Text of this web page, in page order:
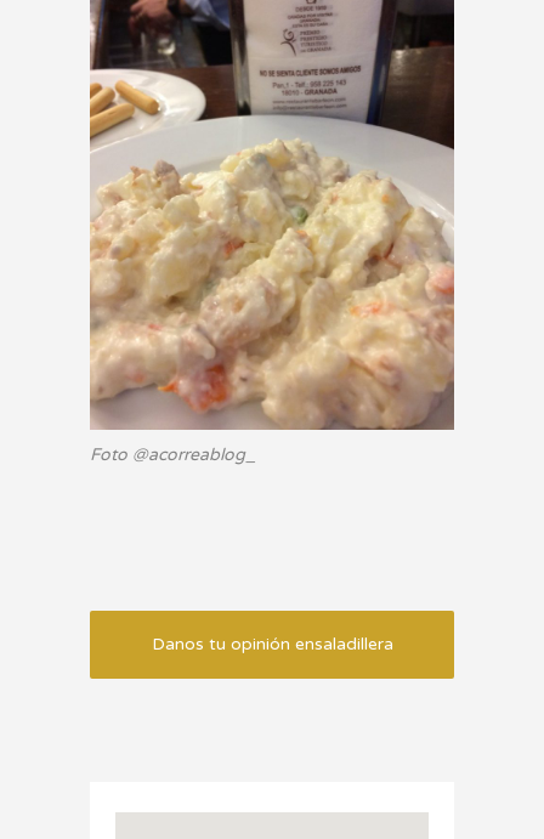
Foto @acorreablog_
Danos tu opinión ensaladillera